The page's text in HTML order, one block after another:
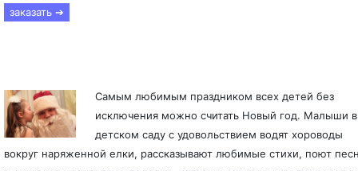
заказать ➔
Самым любимым праздником всех детей без
исключения можно считать Новый год. Малыши в
детском саду с удовольствием водят хороводы
вокруг наряженной елки, рассказывают любимые стихи, поют